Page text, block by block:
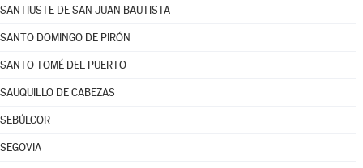
SANTIUSTE DE SAN JUAN BAUTISTA
SANTO DOMINGO DE PIRÓN
SANTO TOMÉ DEL PUERTO
SAUQUILLO DE CABEZAS
SEBÚLCOR
SEGOVIA